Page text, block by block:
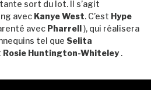
sort du lot. Il s’agit
avec Kanye West. C’est Hype
avec Pharrell), qui réalisera
tel que Selita
Rosie Huntington-Whiteley .